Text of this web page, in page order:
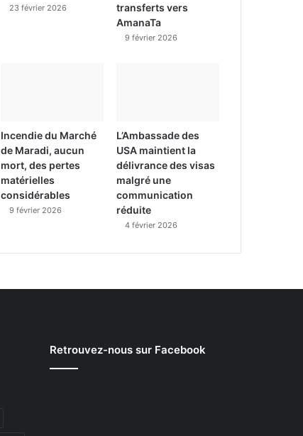
23 février 2026
transferts vers
AmanaTa
9 février 2026
Incendie du Marché
de Maradi, aucun
mort, des pertes
matérielles
considérables
9 février 2026
L’Ambassade des
USA maintient la
délivrance des visas
malgré une
communication
réduite
4 février 2026
Retrouvez-nous sur Facebook